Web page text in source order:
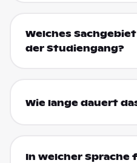
Welches
der Studiengang?
Wie lange dauert
In welcher Sprache